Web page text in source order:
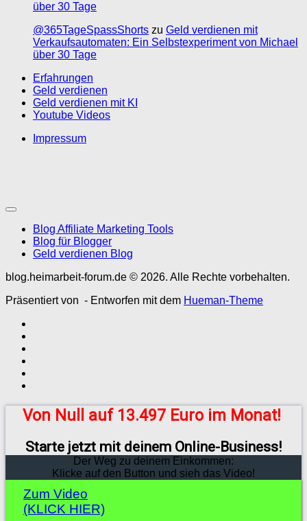
über 30 Tage
@365TageSpassShorts zu Geld verdienen mit
Verkaufsautomaten: Ein Selbstexperiment von Michael
über 30 Tage
Erfahrungen
Geld verdienen
Geld verdienen mit KI
Youtube Videos
Impressum
Blog Affiliate Marketing Tools
Blog für Blogger
Geld verdienen Blog
blog.heimarbeit-forum.de © 2026. Alle Rechte vorbehalten.
Präsentiert von - Entworfen mit dem Hueman-Theme
Von Null auf 13.497 Euro im Monat!
Starte jetzt mit deinem Online-Business!
Der Weg zu deinem Einkommen:
Klicke auf den Button und sieh das Video!
Zum Video
(KLICK HIER)